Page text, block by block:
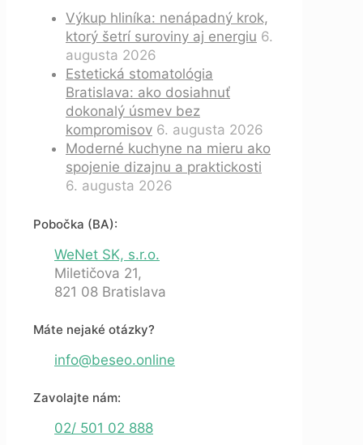
Výkup hliníka: nenápadný krok,
ktorý šetrí suroviny aj energiu 6.
augusta 2026
Estetická stomatológia
Bratislava: ako dosiahnuť
dokonalý úsmev bez
kompromisov 6. augusta 2026
Moderné kuchyne na mieru ako
spojenie dizajnu a praktickosti
6. augusta 2026
Pobočka (BA):
WeNet SK, s.r.o.
Miletičova 21,
821 08 Bratislava
Máte nejaké otázky?
info@beseo.online
Zavolajte nám:
02/ 501 02 888